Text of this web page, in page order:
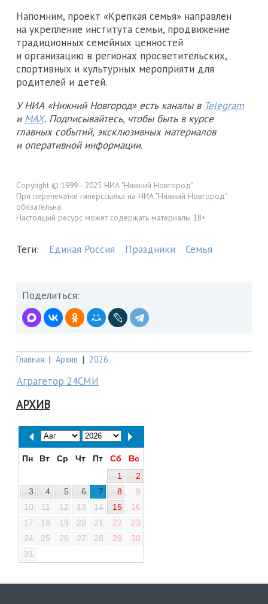
Напомним, проект «Крепкая семья» направлен
на укрепление института семьи, продвижение
традиционных семейных ценностей
и организацию в регионах просветительских,
спортивных и культурных мероприяти для
родителей и детей.
У НИА «Нижний Новгород» есть каналы в Telegram
и MAX. Подписывайтесь, чтобы быть в курсе
главных событий, эксклюзивных материалов
и оперативной информации.
Copyright © 1999—2025 НИА "Нижний Новгород".
При перепечатке гиперссылка на НИА "Нижний Новгород"
обязательна.
Настоящий ресурс может содержать материалы 18+
Теги: Единая Россия Праздники Семья
Поделиться:
Главная | Архив | 2026
Аграгетор 24СМИ
АРХИВ
Пн Вт Ср Чт Пт Сб
Вс
1
2
3
4 5 6 7 8
9
10
11 12 13 14 15
16
17
18 19 20 21 22
23
24
25 26 27 28 29
30
31